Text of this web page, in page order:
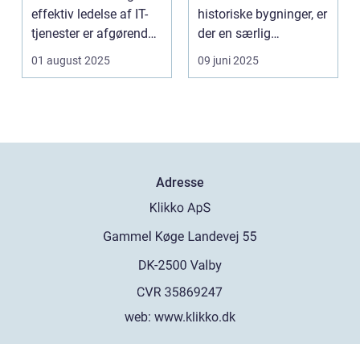
effektiv ledelse af IT-
tjenester er afgørende,
st&...
01 august 2025
historiske bygninger, er
der en særlig
ekspertis...
09 juni 2025
Adresse
web: www.klikko.dk